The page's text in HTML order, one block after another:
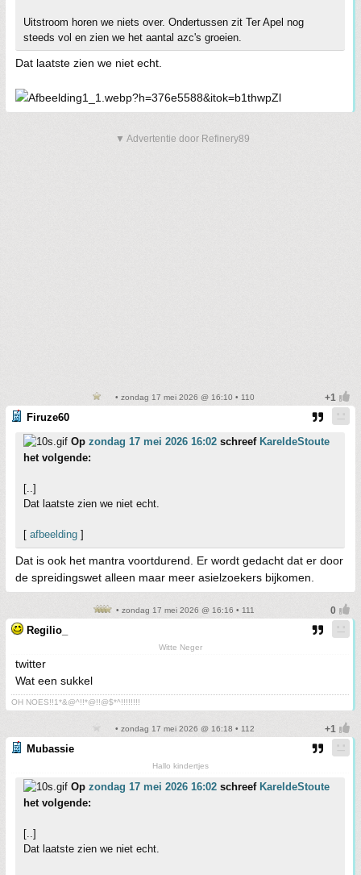
Uitstroom horen we niets over. Ondertussen zit Ter Apel nog
steeds vol en zien we het aantal azc's groeien.
Dat laatste zien we niet echt.
▼ Advertentie door Refinery89
• zondag 17 mei 2026 @ 16:10 • 110
Firuze60
Op zondag 17 mei 2026 16:02 schreef KareldeStoute
het volgende:
[..]
Dat laatste zien we niet echt.
[ afbeelding ]
Dat is ook het mantra voortdurend. Er wordt gedacht dat er door
de spreidingswet alleen maar meer asielzoekers bijkomen.
• zondag 17 mei 2026 @ 16:16 • 111
Regilio_
Witte Neger
twitter
Wat een sukkel
OH NOES!!1*&@^!!*@!!@$*^!!!!!!!!
• zondag 17 mei 2026 @ 16:18 • 112
Mubassie
Hallo kindertjes
Op zondag 17 mei 2026 16:02 schreef KareldeStoute
het volgende:
[..]
Dat laatste zien we niet echt.